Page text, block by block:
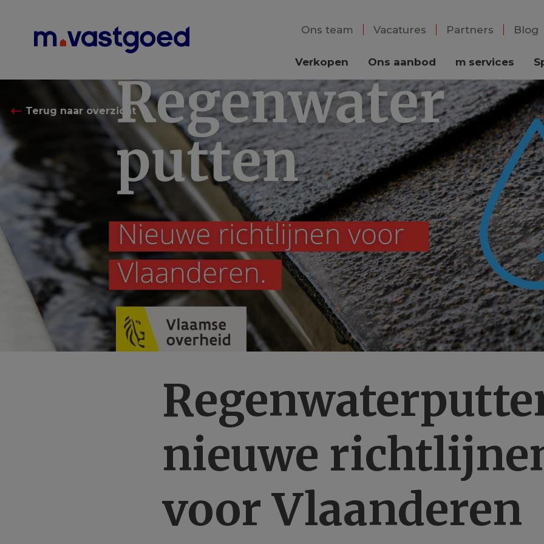
Ons team
Vacatures Partners Blog
Verkopen Ons aanbod m services
⟵ Terug naar overzicht
nieuwe
voor Vlaanderen